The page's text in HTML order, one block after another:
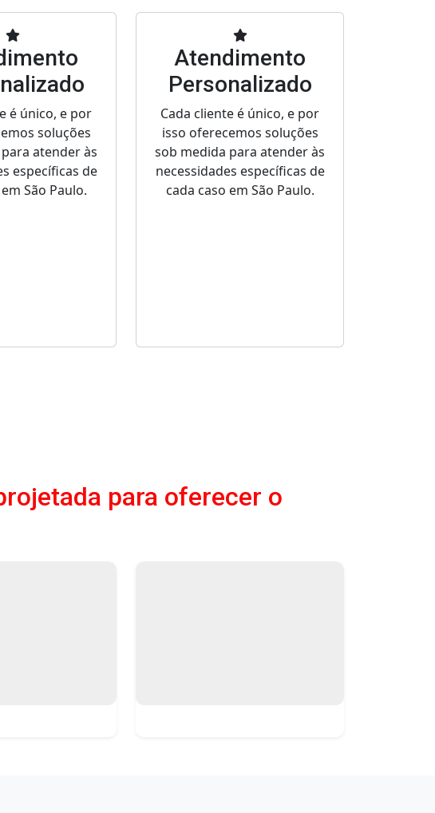
é único, e por
soluções
atender às
específicas de
São Paulo.
Atendimento
Personalizado
Cada cliente é único, e por
isso oferecemos soluções
sob medida para atender às
necessidades específicas de
cada caso em São Paulo.
para oferecer o